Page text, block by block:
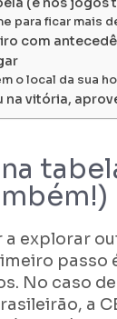
para ficar mais
com
o local da sua
na vitória,
a explorar
passo
No caso
a